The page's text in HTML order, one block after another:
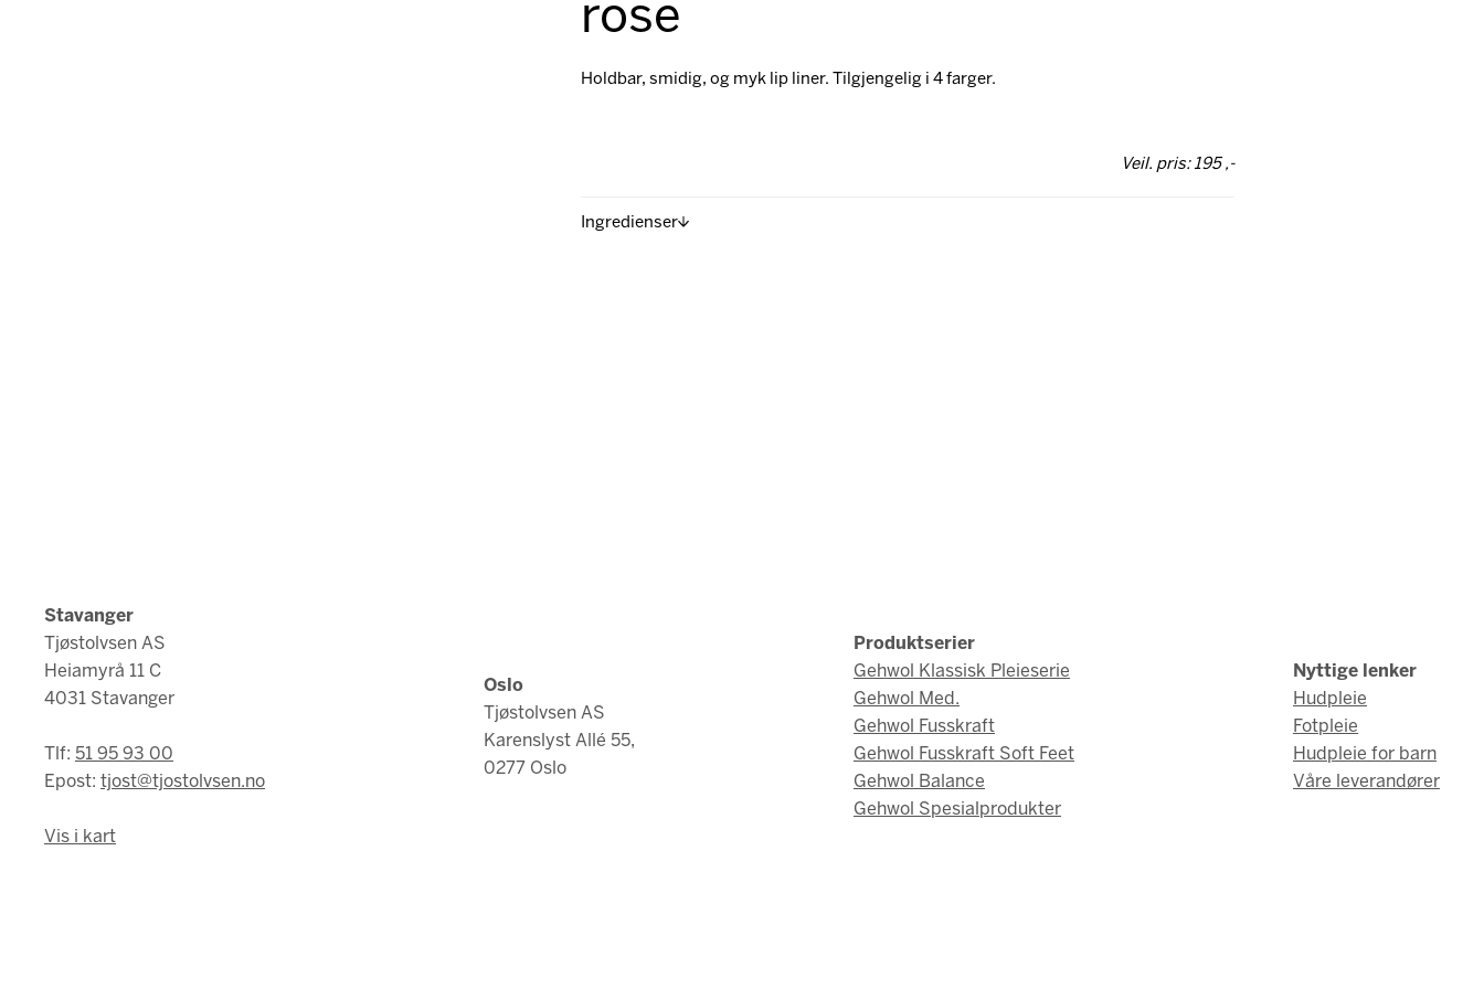
rose
Holdbar, smidig, og myk lip liner. Tilgjengelig i 4 farger.
Veil. pris: 195 ,-
Ingredienser
Stavanger
Tjøstolvsen AS
Heiamyrå 11 C
4031 Stavanger
Tlf: 51 95 93 00
Epost: tjost@tjostolvsen.no
Vis i kart
Oslo
Tjøstolvsen AS
Karenslyst Allé 55,
0277 Oslo
Produktserier
Gehwol Klassisk Pleieserie
Gehwol Med.
Gehwol Fusskraft
Gehwol Fusskraft Soft Feet
Gehwol Balance
Gehwol Spesialprodukter
Nyttige lenker
Hudpleie
Fotpleie
Hudpleie for barn
Våre leverandører